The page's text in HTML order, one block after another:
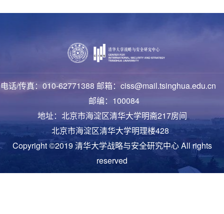
电话/传真：010-62771388 邮箱：ciss@mail.tsinghua.edu.cn
邮编：100084
地址：北京市海淀区清华大学明斋217房间
北京市海淀区清华大学明理楼428
Copyright ©2019 清华大学战略与安全研究中心 All rights
reserved